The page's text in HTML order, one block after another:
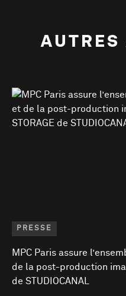
AUTRES
PRESSE
MPC Paris assure
de la post-production
de STUDIOCANAL